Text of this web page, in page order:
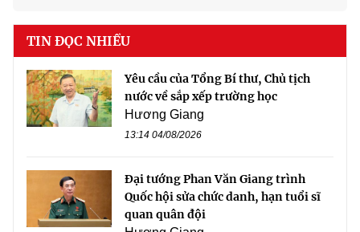
TIN ĐỌC NHIỀU
Yêu cầu của Tổng Bí thư, Chủ tịch
nước về sắp xếp trường học
Hương Giang
13:14 04/08/2026
Đại tướng Phan Văn Giang trình
Quốc hội sửa chức danh, hạn tuổi sĩ
quan quân đội